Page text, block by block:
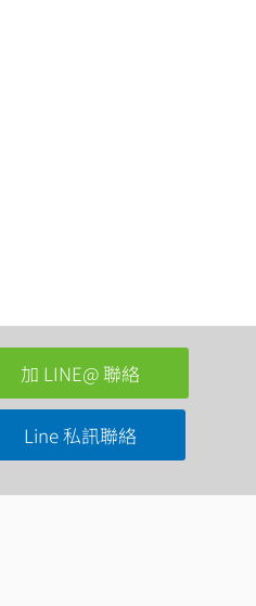
加 LINE@ 聯絡
Line 私訊聯絡